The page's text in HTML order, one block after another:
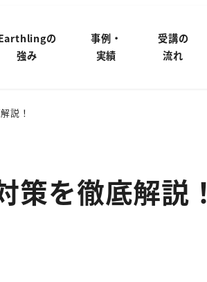
の
強み
事例・
実績
受講の
流れ
説！
策を徹底解説！